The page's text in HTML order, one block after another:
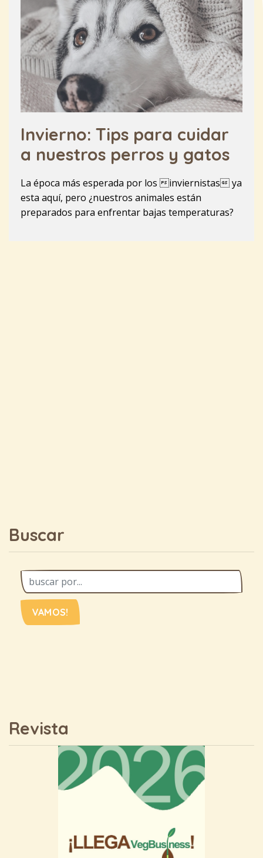
Invierno: Tips para cuidar
a nuestros perros y gatos
La época más esperada por los inviernistas ya
esta aquí, pero ¿nuestros animales están
preparados para enfrentar bajas temperaturas?
Buscar
VAMOS!
Revista